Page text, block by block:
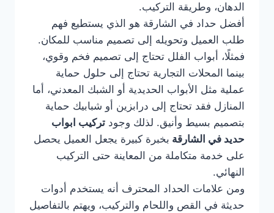
الدهان، وطريقة التركيب.
أفضل حداد في الشارقة هو الذي يستطيع فهم
طلب العميل وتحويله إلى تصميم مناسب للمكان.
فمثلًا، أبواب الفلل تحتاج إلى تصميم فخم وقوي،
بينما المحلات التجارية تحتاج إلى حلول حماية
عملية مثل الأبواب الحديدية أو الشبك المعدني، أما
المنازل فقد تحتاج إلى درابزين أو شبابيك حماية
بتصميم بسيط وأنيق. لذلك وجود تركيب ابواب
حديد في الشارقة بخبرة كبيرة يجعل العميل يحصل
على خدمة متكاملة من المعاينة حتى التركيب
النهائي.
ومن علامات الحداد المحترف أنه يستخدم أدوات
حديثة في القص واللحام والتركيب، ويهتم بالتفاصيل